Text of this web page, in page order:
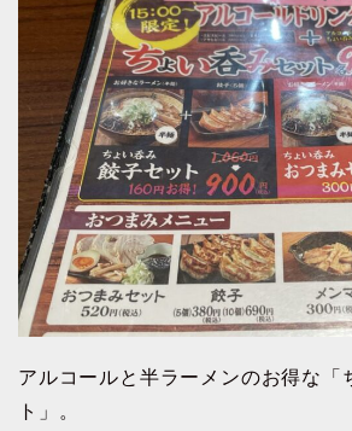
アルコールと半ラーメンのお得な「
ト」。